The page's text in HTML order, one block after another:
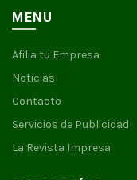
MENU
Afilia tu Empresa
Noticias
Contacto
Servicios de Publicidad
La Revista Impresa